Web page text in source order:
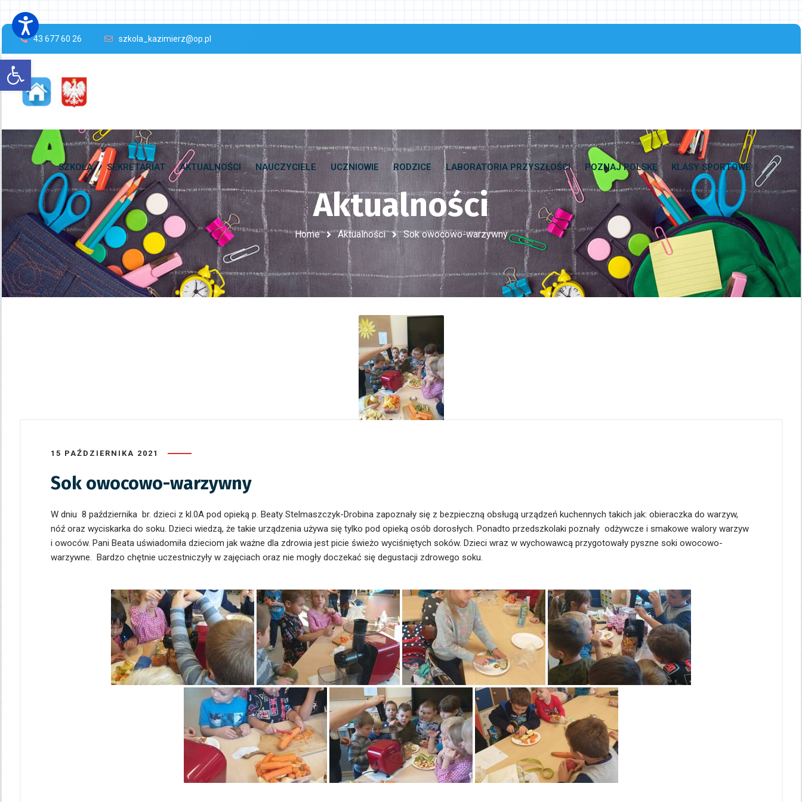
Open toolbar
43 677 60 26 szkola_kazimierz@op.pl
SZKOŁA SEKRETARIAT AKTUALNOŚCI NAUCZYCIELE UCZNIOWIE RODZICE LABORATORIA PRZYSZŁOŚCI POZNAJ POLSKĘ KLASY SPORTOWE
Aktualności
Home Aktualności Sok owocowo-warzywny
15 PAŹDZIERNIKA 2021
Sok owocowo-warzywny
W dniu 8 października br. dzieci z kl.0A pod opieką p. Beaty Stelmaszczyk-Drobina zapoznały się z bezpieczną obsługą urządzeń kuchennych takich jak: obieraczka do warzyw,
nóź oraz wyciskarka do soku. Dzieci wiedzą, że takie urządzenia używa się tylko pod opieką osób dorosłych. Ponadto przedszkolaki poznały odżywcze i smakowe walory warzyw
i owoców. Pani Beata uświadomiła dzieciom jak ważne dla zdrowia jest picie świeżo wyciśniętych soków. Dzieci wraz w wychowawcą przygotowały pyszne soki owocowo-
warzywne. Bardzo chętnie uczestniczyły w zajęciach oraz nie mogły doczekać się degustacji zdrowego soku.